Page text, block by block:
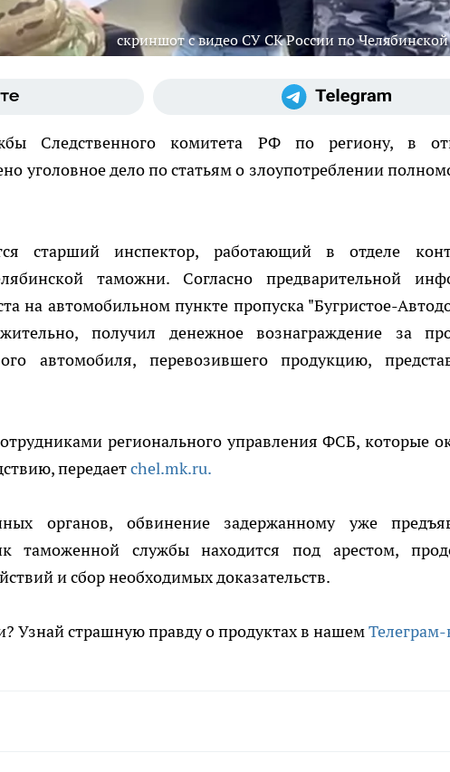
скриншот с видео СУ СК России по Челябинской
Следственного комитета РФ по региону, в
уголовное дело по статьям о злоупотреблении
старший инспектор, работающий в отделе
таможни. Согласно предварительной
на автомобильном пункте пропуска "Бугристое-
получил денежное вознаграждение за
автомобиля, перевозившего продукцию,
регионального управления ФСБ, которые
передаетchel.mk.ru.
органов, обвинение задержанному уже
таможенной службы находится под арестом,
и сбор необходимых доказательств.
Узнай страшную правду о продуктах в нашемТелеграм-